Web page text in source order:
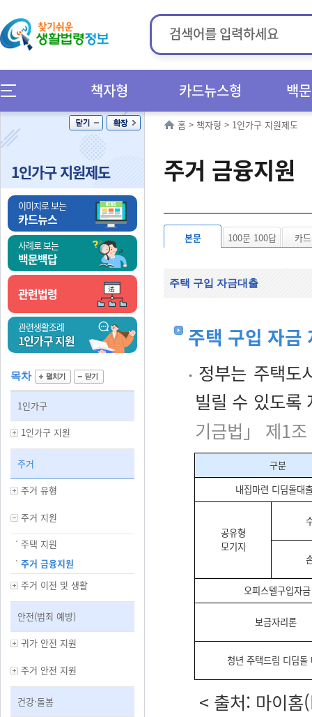
책자형 카드뉴스형 백
1인가구 지원제도
이미지로 보는
카드뉴스
사례로 보는
백문백답
관련법령
관련생활조례
1인가구 지원
목차
1인가구
1인가구 지원
주거
주거 유형
주거 지원
주택 지원
주거 금융지원
주거 이전 및 생활
안전(범죄 예방)
귀가 안전 지원
주거 안전 지원
건강·돌봄
홈 > 책자형 > 1인가구 지원제도
주거 금융지원
본문 100문 100답 카
주택 구입 자금대출
주택 구입 자금
정부는 주택도
빌릴 수 있도록
기금법」 제1조
구분
내집마련 디딤돌대
공유형
모기지
오피스텔구입자금
보금자리론
청년 주택드림 디딤돌
< 출처: 마이홈(